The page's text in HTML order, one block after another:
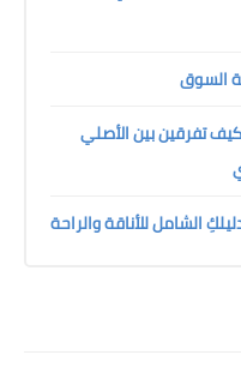
السوق
تفرقين بين الأصلي
الشامل للأناقة والراحة